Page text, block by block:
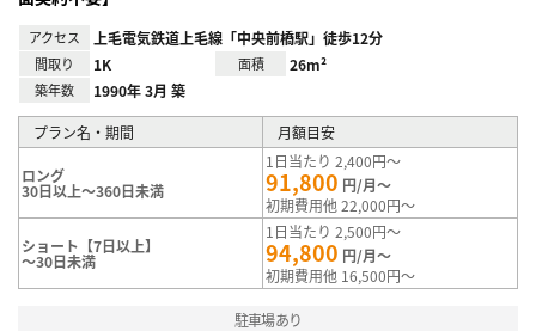
アクセス 上毛電気鉄道上毛線「中央前橋駅」徒歩12分
間取り 1K 面積 26m²
築年数 1990年 3月 築
プラン名・期間 月額目安
ロング
30日以上～360日未満
1日当たり 2,400円～
91,800 円/月～
初期費用他 22,000円～
ショート【7日以上】
～30日未満
1日当たり 2,500円～
94,800 円/月～
初期費用他 16,500円～
駐車場あり